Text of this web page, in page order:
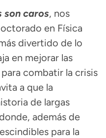
son caros, nos
en Física
divertido de lo
en mejorar las
combatir la crisis
a que la
de largas
además de
para la